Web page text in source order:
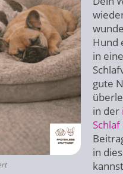
Hund
in
gute
in der
in